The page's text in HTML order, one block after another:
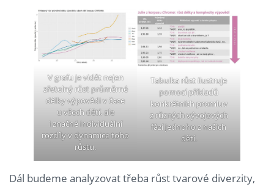
V grafu je vidět nejen
zřetelný růst průměrné
délky výpovědi v čase
u všech dětí, ale
i značné individuální
rozdíly v dynamice toho
růstu.
Tabulka růst ilustruje
pomocí příkladů
konkrétních promluv
z různých vývojových
fází jednoho z našich
dětí.
Dál budeme analyzovat třeba růst tvarové diverzity,